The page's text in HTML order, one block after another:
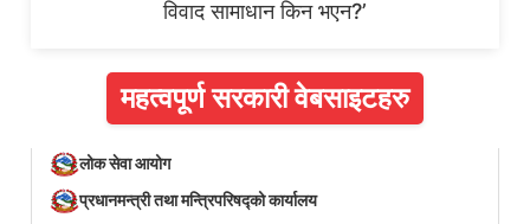
विवाद सामाधान किन भएन?’
महत्वपूर्ण सरकारी वेबसाइटहरु
लोक सेवा आयोग
प्रधानमन्त्री तथा मन्त्रिपरिषद्को कार्यालय